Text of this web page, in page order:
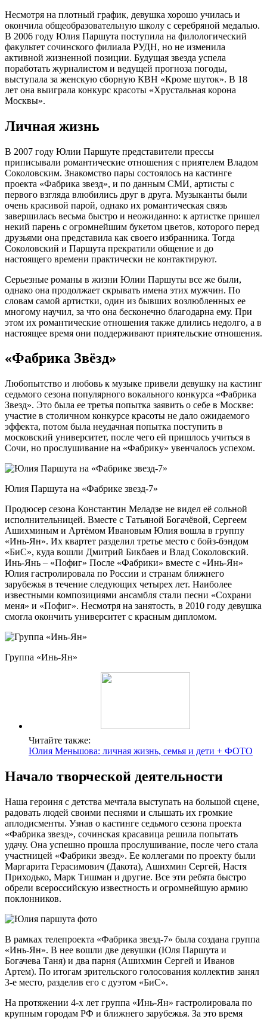
Несмотря на плотный график, девушка хорошо училась и
окончила общеобразовательную школу с серебряной медалью.
В 2006 году Юлия Паршута поступила на филологический
факультет сочинского филиала РУДН, но не изменила
активной жизненной позиции. Будущая звезда успела
поработать журналистом и ведущей прогноза погоды,
выступала за женскую сборную КВН «Кроме шуток». В 18
лет она выиграла конкурс красоты «Хрустальная корона
Москвы».
Личная жизнь
В 2007 году Юлии Паршуте представители прессы
приписывали романтические отношения с приятелем Владом
Соколовским. Знакомство пары состоялось на кастинге
проекта «Фабрика звезд», и по данным СМИ, артисты с
первого взгляда влюбились друг в друга. Музыканты были
очень красивой парой, однако их романтическая связь
завершилась весьма быстро и неожиданно: к артистке пришел
некий парень с огромнейшим букетом цветов, которого перед
друзьями она представила как своего избранника. Тогда
Соколовский и Паршута прекратили общение и до
настоящего времени практически не контактируют.
Серьезные романы в жизни Юлии Паршуты все же были,
однако она продолжает скрывать имена этих мужчин. По
словам самой артистки, один из бывших возлюбленных ее
многому научил, за что она бесконечно благодарна ему. При
этом их романтические отношения также длились недолго, а в
настоящее время они поддерживают приятельские отношения.
«Фабрика Звёзд»
Любопытство и любовь к музыке привели девушку на кастинг
седьмого сезона популярного вокального конкурса «Фабрика
Звезд». Это была ее третья попытка заявить о себе в Москве:
участие в столичном конкурсе красоты не дало ожидаемого
эффекта, потом была неудачная попытка поступить в
московский университет, после чего ей пришлось учиться в
Сочи, но прослушивание на «Фабрику» увенчалось успехом.
Юлия Паршута на «Фабрике звезд-7»
Продюсер сезона Константин Меладзе не видел её сольной
исполнительницей. Вместе с Татьяной Богачёвой, Сергеем
Ашихминым и Артёмом Ивановым Юлия вошла в группу
«Инь-Ян». Их квартет разделил третье место с бойз-бэндом
«БиС», куда вошли Дмитрий Бикбаев и Влад Соколовский.
Инь-Янь – «Пофиг» После «Фабрики» вместе с «Инь-Ян»
Юлия гастролировала по России и странам ближнего
зарубежья в течение следующих четырех лет. Наиболее
известными композициями ансамбля стали песни «Сохрани
меня» и «Пофиг». Несмотря на занятость, в 2010 году девушка
смогла окончить университет с красным дипломом.
Группа «Инь-Ян»
Читайте также:
Юлия Меньшова: личная жизнь, семья и дети + ФОТО
Начало творческой деятельности
Наша героиня с детства мечтала выступать на большой сцене,
радовать людей своими песнями и слышать их громкие
аплодисменты. Узнав о кастинге седьмого сезона проекта
«Фабрика звезд», сочинская красавица решила попытать
удачу. Она успешно прошла прослушивание, после чего стала
участницей «Фабрики звезд». Ее коллегами по проекту были
Маргарита Герасимович (Дакота), Ашихмин Сергей, Настя
Приходько, Марк Тишман и другие. Все эти ребята быстро
обрели всероссийскую известность и огромнейшую армию
поклонников.
В рамках телепроекта «Фабрика звезд-7» была создана группа
«Инь-Ян». В нее вошли две девушки (Юля Паршута и
Богачева Таня) и два парня (Ашихмин Сергей и Иванов
Артем). По итогам зрительского голосования коллектив занял
3-е место, разделив его с дуэтом «БиС».
На протяжении 4-х лет группа «Инь-Ян» гастролировала по
крупным городам РФ и ближнего зарубежья. За это время